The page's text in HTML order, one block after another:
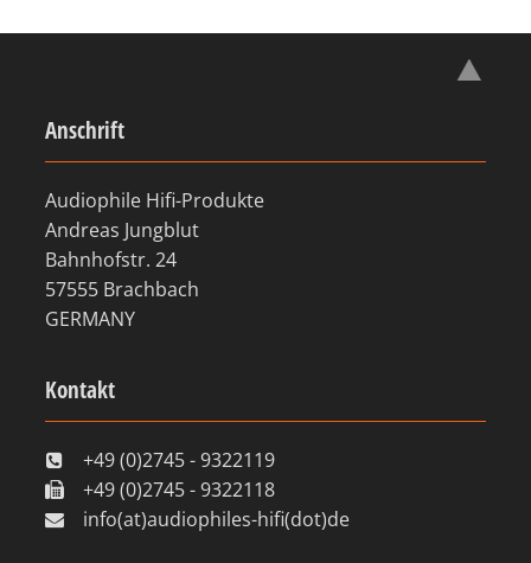
Anschrift
Audiophile Hifi-Produkte
Andreas Jungblut
Bahnhofstr. 24
57555 Brachbach
GERMANY
Kontakt
+49 (0)2745 - 9322119
+49 (0)2745 - 9322118
info(at)audiophiles-hifi(dot)de